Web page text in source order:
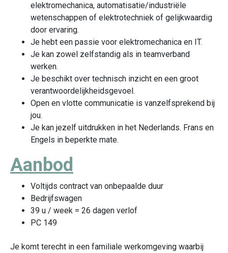
elektromechanica, automatisatie/industriële
wetenschappen of elektrotechniek of gelijkwaardig
door ervaring.
Je hebt een passie voor elektromechanica en IT.
Je kan zowel zelfstandig als in teamverband
werken.
Je beschikt over technisch inzicht en een groot
verantwoordelijkheidsgevoel.
Open en vlotte communicatie is vanzelfsprekend bij
jou.
Je kan jezelf uitdrukken in het Nederlands. Frans en
Engels in beperkte mate.
Aanbod
Voltijds contract van onbepaalde duur
Bedrijfswagen
39 u / week = 26 dagen verlof
PC 149
Je komt terecht in een familiale werkomgeving waarbij